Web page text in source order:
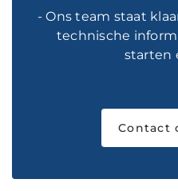
- Ons team staat
technische
starten
Contact